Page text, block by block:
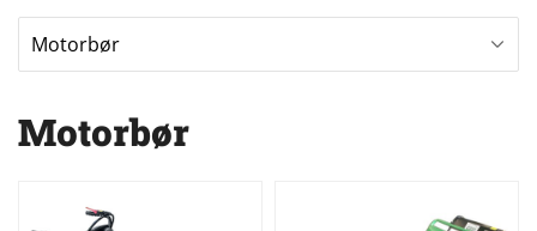
Motorbør